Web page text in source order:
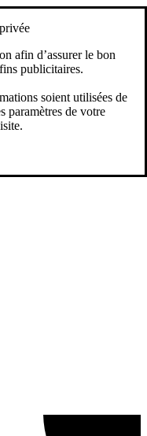
afin d’assurer le bon
publicitaires.
soient utilisées de
paramètres de votre